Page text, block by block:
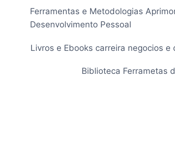
Conteúdo
Ferramentas e Metodologias
Desenvolvimento Pessoal
Livros e Ebooks carreira negocios
Biblioteca Ferrametas